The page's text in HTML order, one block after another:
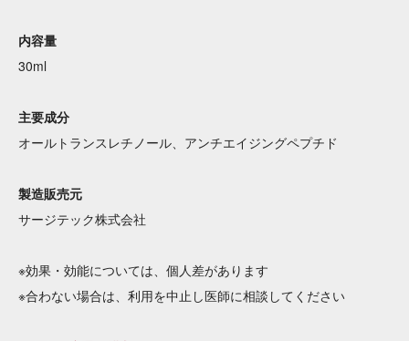
内容量
30ml
主要成分
オールトランスレチノール、アンチエイジングペプチド
製造販売元
サージテック株式会社
※効果・効能については、個人差があります
※合わない場合は、利用を中止し医師に相談してください